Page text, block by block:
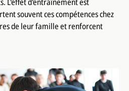
souvent ces compétences chez
de leur famille et renforcent